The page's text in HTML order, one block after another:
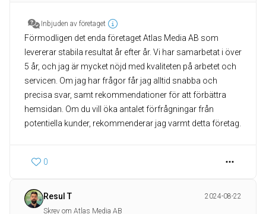
Inbjuden av företaget
Förmodligen det enda företaget Atlas Media AB som
levererar stabila resultat år efter år. Vi har samarbetat i över
5 år, och jag är mycket nöjd med kvaliteten på arbetet och
servicen. Om jag har frågor får jag alltid snabba och
precisa svar, samt rekommendationer för att förbättra
hemsidan. Om du vill öka antalet förfrågningar från
potentiella kunder, rekommenderar jag varmt detta företag.
0
Resul T
2024-08-22
Skrev om Atlas Media AB